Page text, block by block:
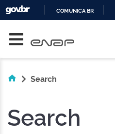
COMUNICA BR
Search
Search